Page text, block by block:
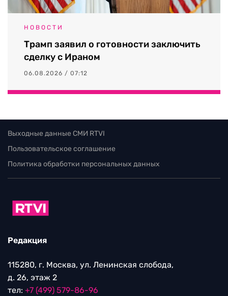
НОВОСТИ
Трамп заявил о готовности заключить
сделку с Ираном
06.08.2026 / 07:12
Выходные данные СМИ RTVI
Пользовательское соглашение
Политика обработки персональных данных
Редакция
115280, г. Москва, ул. Ленинская слобода,
д. 26, этаж 2
тел: +7 (499) 579-86-96